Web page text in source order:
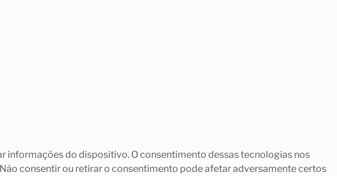
informações do dispositivo. O consentimento dessas tecnologias nos
consentir ou retirar o consentimento pode afetar adversamente certos